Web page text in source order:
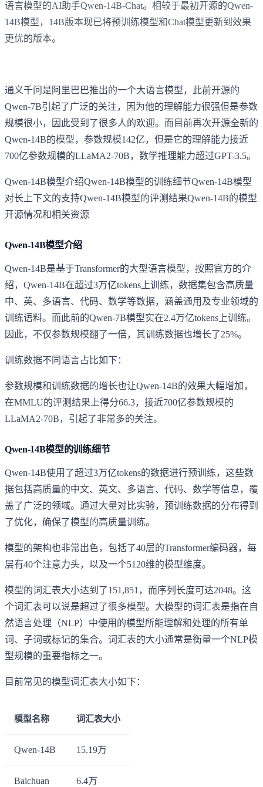
语言模型的AI助手Qwen-14B-Chat。相较于最初开源的Qwen-
14B模型，14B版本现已将预训练模型和Chat模型更新到效果
更优的版本。
通义千问是阿里巴巴推出的一个大语言模型，此前开源的
Qwen-7B引起了广泛的关注，因为他的理解能力很强但是参数
规模很小，因此受到了很多人的欢迎。而目前再次开源全新的
Qwen-14B的模型，参数规模142亿，但是它的理解能力接近
700亿参数规模的LLaMA2-70B，数学推理能力超过GPT-3.5。
Qwen-14B模型介绍Qwen-14B模型的训练细节Qwen-14B模型
对长上下文的支持Qwen-14B模型的评测结果Qwen-14B的模型
开源情况和相关资源
Qwen-14B模型介绍
Qwen-14B是基于Transformer的大型语言模型，按照官方的介
绍，Qwen-14B在超过3万亿tokens上训练，数据集包含高质量
中、英、多语言、代码、数学等数据，涵盖通用及专业领域的
训练语料。而此前的Qwen-7B模型实在2.4万亿tokens上训练。
因此，不仅参数规模翻了一倍，其训练数据也增长了25%。
训练数据不同语言占比如下：
参数规模和训练数据的增长也让Qwen-14B的效果大幅增加，
在MMLU的评测结果上得分66.3，接近700亿参数规模的
LLaMA2-70B，引起了非常多的关注。
Qwen-14B模型的训练细节
Qwen-14B使用了超过3万亿tokens的数据进行预训练，这些数
据包括高质量的中文、英文、多语言、代码、数学等信息，覆
盖了广泛的领域。通过大量对比实验，预训练数据的分布得到
了优化，确保了模型的高质量训练。
模型的架构也非常出色，包括了40层的Transformer编码器，每
层有40个注意力头，以及一个5120维的模型维度。
模型的词汇表大小达到了151,851，而序列长度可达2048。这
个词汇表可以说是超过了很多模型。大模型的词汇表是指在自
然语言处理（NLP）中使用的模型所能理解和处理的所有单
词、子词或标记的集合。词汇表的大小通常是衡量一个NLP模
型规模的重要指标之一。
目前常见的模型词汇表大小如下：
模型名称 词汇表大小
Qwen-14B 15.19万
Baichuan 6.4万